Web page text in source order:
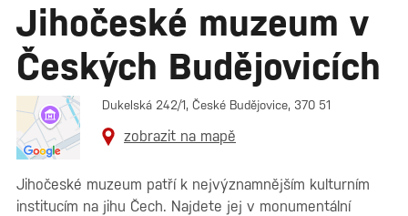
Jihočeské muzeum v
Českých Budějovicích
Dukelská 242/1, České Budějovice, 370 51
zobrazit na mapě
Jihočeské muzeum patří k nejvýznamnějším kulturním
institucím na jihu Čech. Najdete jej v monumentální